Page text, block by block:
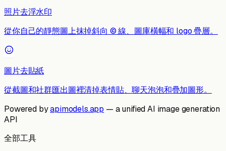
照片去浮水印
從你自己的靜態圖上抹掉斜向 © 線、圖庫橫幅和 logo 疊層。
圖片去貼紙
從截圖和社群匯出圖裡清掉表情貼、聊天泡泡和疊加圖形。
Powered byapimodels.app — a unified AI image generation
API
全部工具